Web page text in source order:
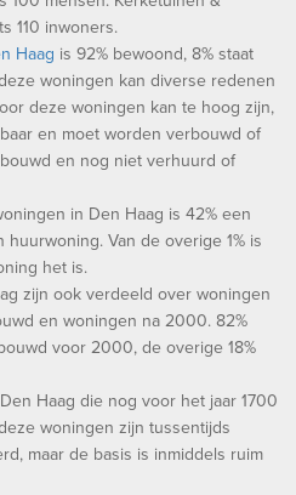
110 inwoners.
Haag is 92% bewoond, 8% staat
woningen kan diverse redenen
deze woningen kan te hoog zijn,
en moet worden verbouwd of
en nog niet verhuurd of
in Den Haag is 42% een
Van de overige 1% is
het is.
zijn ook verdeeld over woningen
en woningen na 2000. 82%
voor 2000, de overige 18%
Haag die nog voor het jaar 1700
woningen zijn tussentijds
maar de basis is inmiddels ruim